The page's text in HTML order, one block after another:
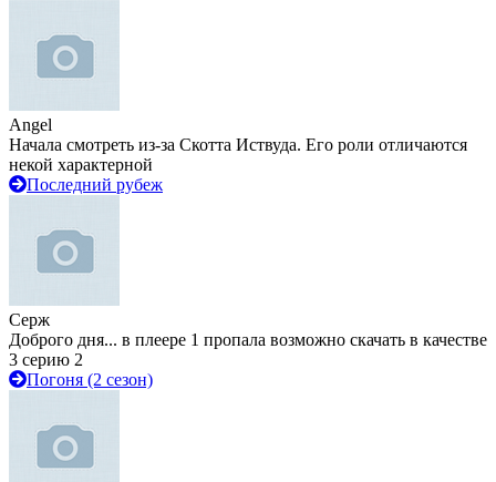
Angel
Начала смотреть из-за Скотта Иствуда. Его роли отличаются
некой характерной
Последний рубеж
Серж
Доброго дня... в плеере 1 пропала возможно скачать в качестве
3 серию 2
Погоня (2 сезон)